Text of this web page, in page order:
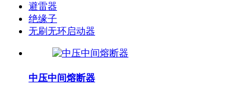
避雷器
绝缘子
无刷无环启动器
中压中间熔断器